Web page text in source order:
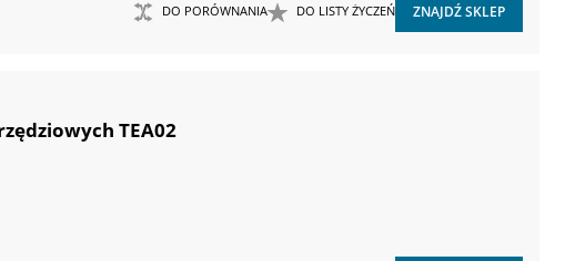
DO LISTY ŻYCZEŃ
DO PORÓWNANIA ZNAJDŹ SKLEP
TEA02